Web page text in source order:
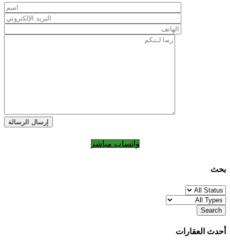
إرسال الرسالة
واتساب مباشر
بحث
Search
أحدث العقارات